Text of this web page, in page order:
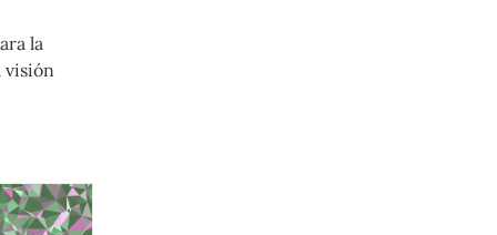
la
visión